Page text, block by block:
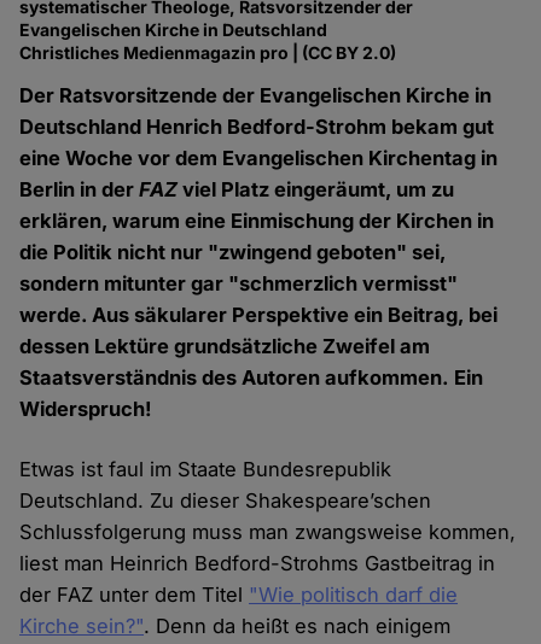
systematischer Theologe, Ratsvorsitzender der
Evangelischen Kirche in Deutschland
Christliches Medienmagazin pro | (CC BY 2.0)
Der Ratsvorsitzende der Evangelischen Kirche in
Deutschland Henrich Bedford-Strohm bekam gut
eine Woche vor dem Evangelischen Kirchentag in
Berlin in derFAZ viel Platz eingeräumt, um zu
erklären, warum eine Einmischung der Kirchen in
die Politik nicht nur "zwingend geboten" sei,
sondern mitunter gar "schmerzlich vermisst"
werde. Aus säkularer Perspektive ein Beitrag, bei
dessen Lektüre grundsätzliche Zweifel am
Staatsverständnis des Autoren aufkommen. Ein
Widerspruch!
Etwas ist faul im Staate Bundesrepublik
Deutschland. Zu dieser Shakespeare’schen
Schlussfolgerung muss man zwangsweise kommen,
liest man Heinrich Bedford-Strohms Gastbeitrag in
der FAZ unter dem Titel "Wie politisch darf die
Kirche sein?". Denn da heißt es nach einigem